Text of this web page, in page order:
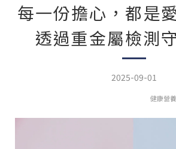
每一份擔心，都是
透過重金屬檢測
2025-09-01
健康營